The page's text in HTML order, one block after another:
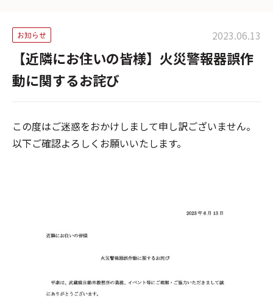
お知らせ 2023.06.13
【近隣にお住いの皆様】火災警報器誤作
動に関するお詫び
この度はご迷惑をおかけしまして申し訳ございません。
以下ご確認よろしくお願いいたします。